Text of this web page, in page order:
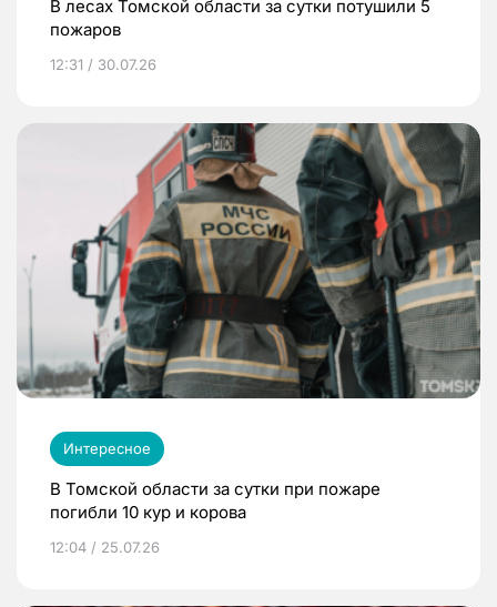
В лесах Томской области за сутки потушили 5
пожаров
12:31 / 30.07.26
Интересное
В Томской области за сутки при пожаре
погибли 10 кур и корова
12:04 / 25.07.26